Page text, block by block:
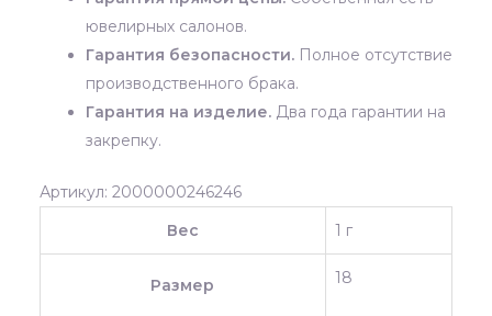
ювелирных салонов.
Гарантия безопасности.Полное отсутствие
производственного брака.
Гарантия на изделие.Два года гарантии на
закрепку.
Артикул: 2000000246246
Вес
1 г
Размер 18